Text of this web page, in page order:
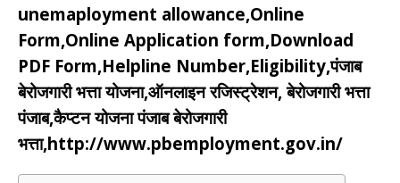
unemaployment allowance,Online
Form,Online Application form,Download
PDF Form,Helpline Number,Eligibility,पंजाब
बेरोजगारी भत्ता योजना,ऑनलाइन रजिस्ट्रेशन, बेरोजगारी भत्ता
पंजाब,कैप्टन योजना पंजाब बेरोजगारी
भत्ता,http://www.pbemployment.gov.in/